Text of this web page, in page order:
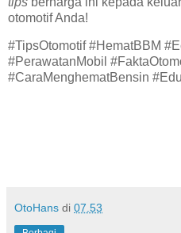
otomotif Anda!
#TipsOtomotif #HematBBM
#PerawatanMobil
#CaraMenghematBensin
OtoHans di 07.53